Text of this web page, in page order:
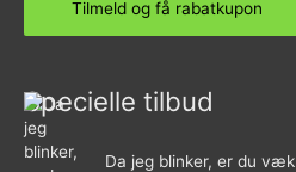
Specielle tilbud
Da jeg blinker, er du væk